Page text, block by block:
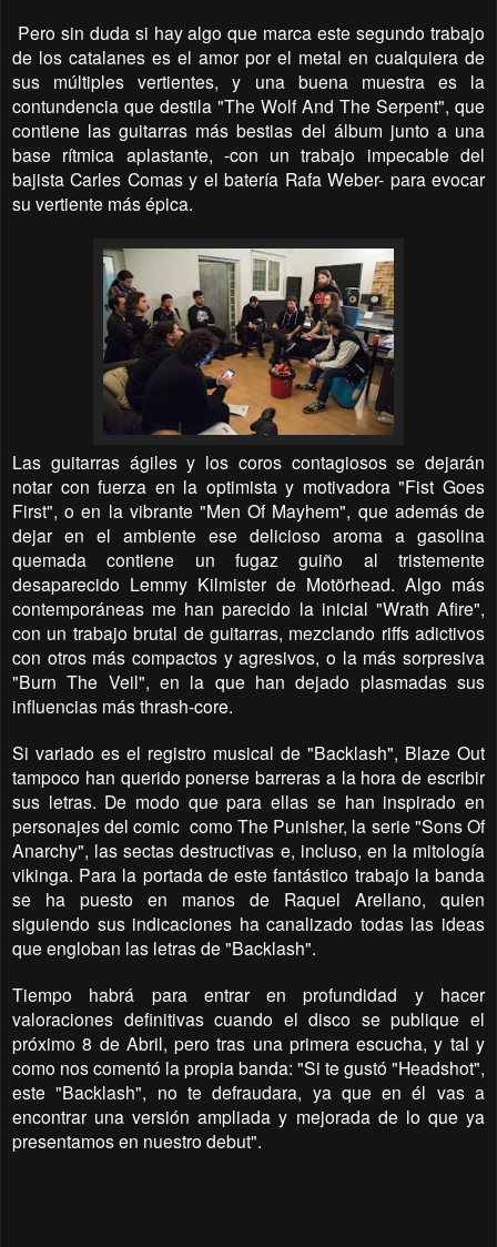
Pero sin duda si hay algo que marca este segundo trabajo
de los catalanes es el amor por el metal en cualquiera de
sus múltiples vertientes, y una buena muestra es la
contundencia que destila "The Wolf And The Serpent", que
contiene las guitarras más bestias del álbum junto a una
base rítmica aplastante, -con un trabajo impecable del
bajista Carles Comas y el batería Rafa Weber- para evocar
su vertiente más épica.
Las guitarras ágiles y los coros contagiosos se dejarán
notar con fuerza en la optimista y motivadora "Fist Goes
First", o en la vibrante "Men Of Mayhem", que además de
dejar en el ambiente ese delicioso aroma a gasolina
quemada contiene un fugaz guiño al tristemente
desaparecido Lemmy Kilmister de Motörhead. Algo más
contemporáneas me han parecido la inicial "Wrath Afire",
con un trabajo brutal de guitarras, mezclando riffs adictivos
con otros más compactos y agresivos, o la más sorpresiva
"Burn The Veil", en la que han dejado plasmadas sus
influencias más thrash-core.
Si variado es el registro musical de "Backlash", Blaze Out
tampoco han querido ponerse barreras a la hora de escribir
sus letras. De modo que para ellas se han inspirado en
personajes del comic como The Punisher, la serie "Sons Of
Anarchy", las sectas destructivas e, incluso, en la mitología
vikinga. Para la portada de este fantástico trabajo la banda
se ha puesto en manos de Raquel Arellano, quien
siguiendo sus indicaciones ha canalizado todas las ideas
que engloban las letras de "Backlash".
Tiempo habrá para entrar en profundidad y hacer
valoraciones definitivas cuando el disco se publique el
próximo 8 de Abril, pero tras una primera escucha, y tal y
como nos comentó la propia banda: "Si te gustó "Headshot",
este "Backlash", no te defraudara, ya que en él vas a
encontrar una versión ampliada y mejorada de lo que ya
presentamos en nuestro debut".